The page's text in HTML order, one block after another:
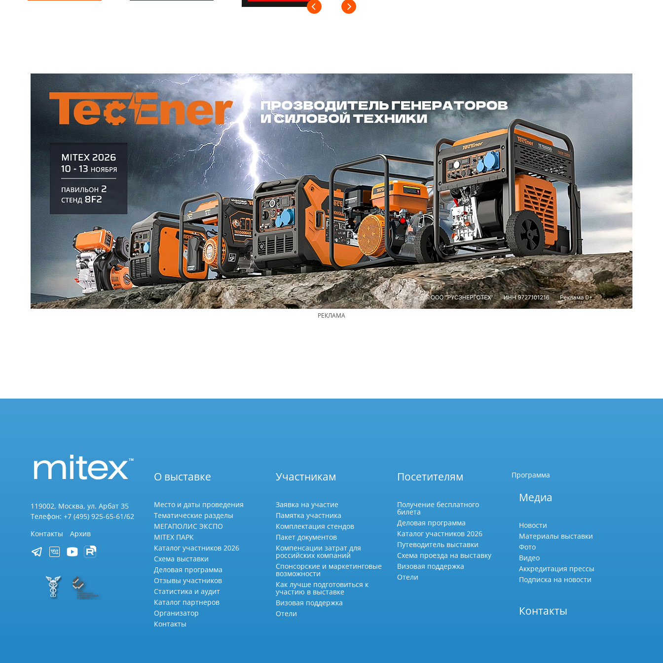
РЕКЛАМА
119002, Москва, ул. Арбат 35
Телефон: +7 (495) 925-65-61/62
Контакты
Архив
О выставке
Место и даты проведения
Тематические разделы
МЕГАПОЛИС ЭКСПО
MITEX ПАРК
Каталог участников 2026
Схема выставки
Деловая программа
Отзывы участников
Статистика и аудит
Каталог партнеров
Организатор
Контакты
Участникам
Заявка на участие
Памятка участника
Комплектация стендов
Пакет документов
Компенсации затрат для
российских компаний
Спонсорские и маркетинговые
возможности
Как лучше подготовиться к
участию в выставке
Визовая поддержка
Отели
Посетителям
Получение бесплатного
билета
Деловая программа
Каталог участников 2026
Путеводитель выставки
Схема проезда на выставку
Визовая поддержка
Отели
Программа
Медиа
Новости
Материалы выставки
Фото
Видео
Аккредитация прессы
Подписка на новости
Контакты